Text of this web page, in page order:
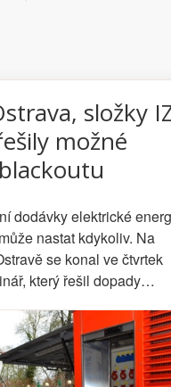
složky
možné
elektrické
nastat kdykoliv. Na
se konal ve čtvrtek
který řešil dopady
Příslušníci
sboru MSK pak mj.
kraje,